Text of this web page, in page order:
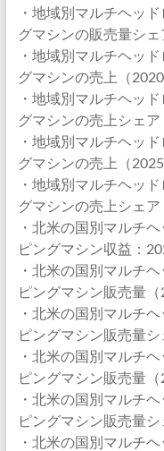
・地域別マルチヘッ
グマシンの販売量シェ
・地域別マルチヘッ
グマシンの売上（2020
・地域別マルチヘッ
グマシンの売上シェア
・地域別マルチヘッ
グマシンの売上（2025
・地域別マルチヘッ
グマシンの売上シェア
・北米の国別マルチ
ピングマシン収益：
・北米の国別マルチ
ピングマシン販売量（
・北米の国別マルチ
ピングマシン販売量
・北米の国別マルチ
ピングマシン販売量（
・北米の国別マルチ
ピングマシン販売量シ
・北米の国別マルチ